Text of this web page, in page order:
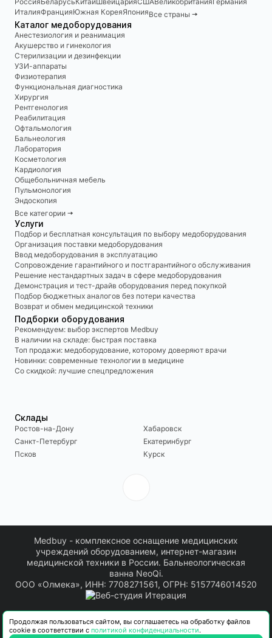
ИталияФранцияЮжная КореяЯпонияВсе страны 🠆
Каталог медоборудования
Анестезиология и реанимация
Акушерство и гинекология
Стерилизации и дезинфекции
УЗИ-аппараты
Физиотерапия
Функциональная диагностика
Хирургия
Рентгенология
Реабилитация
Офтальмология
Бальнеология
Лаборатория
Косметология
Кардиология
Общебольничная мебель
Пульмонология
Эндоскопия
Все категории 🠆
Услуги
Подбор и бесплатная консультация по выбору медоборудования
Организация поставки медоборудования
Ввод медоборудования в эксплуатацию
Сопровождение гарантийного и постгарантийного обслуживания
Решение нестандартных задач в сфере медоборудования
Демонстрация и тест-драйв оборудования перед покупкой
Подбор бюджетных аналогов без потери качества
Возврат и обмен медицинской техники
Подборки оборудования
Рекомендуем: выбор экспертов Medbuy
В наличии на складе: быстрая поставка
Топ продажи: медоборудование, которому доверяют врачи
Новинки: современные технологии в медицине
Со скидкой: лучшие спецпредложения
Склады
Ростов-на-Дону
Санкт-Петербург
Псков
Хабаровск
Екатеринбург
Курск
Medbuy - комплексное оснащение медицинских
учреждений оборудованием, интернет-магазин
медицинской техники в России. Бальнеологическая
ванна NeoQi.
ООО «Олмека», ИНН: 7708271561, ОГРН: 5157746014520
характер. Актуальные технические характеристики, комплектация, сроки
поставки и стоимость товара уточняются в коммерческом предложении.
Продолжая пользоваться сайтом, вы соглашаетесь на обработку файлов
cookie в соответствии с политикой конфиденциальности.